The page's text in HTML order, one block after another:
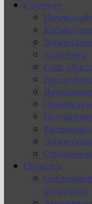
Студенту
Целевое
Кабинет
Родителям
Сайт
Онлайн-
Расписание
Педагогу
коррупции